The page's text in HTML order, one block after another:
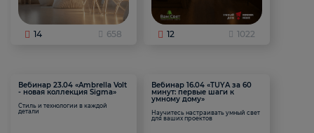
14 658 12 1022
Вебинар 23.04 «Ambrella Volt
- новая коллекция Sigma»
Стиль и технологии в каждой
детали
Вебинар 16.04 «TUYA за 60
минут: первые шаги к
умному дому»
Научитесь настраивать умный свет
для ваших проектов